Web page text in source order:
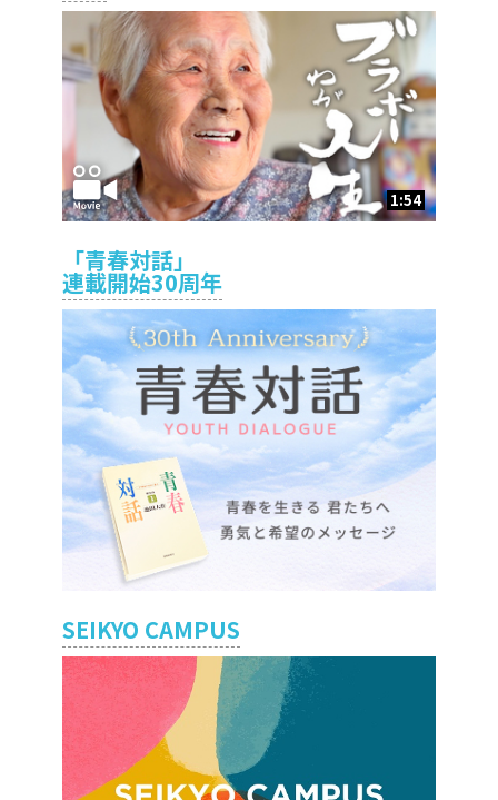
1:54
「青春対話」
連載開始30周年
SEIKYO CAMPUS